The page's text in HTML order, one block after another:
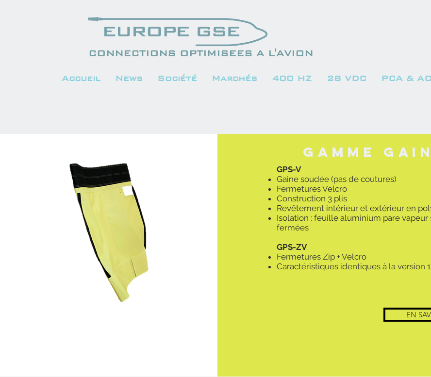
CONNECTIONS OPTIMISEES A L'AVION
Accueil News Société Marchés 400 HZ 28 VDC PCA &
Gamme
GPS-V
Gaine soudée (pas de coutures)
Fermetures Velcro
Construction 3 plis
Revêtement intérieur et extérieur en
Isolation : feuille aluminium pare
fermées
GPS-ZV
Fermetures Zip + Velcro
Caractéristiques identiques à la version 1
EN